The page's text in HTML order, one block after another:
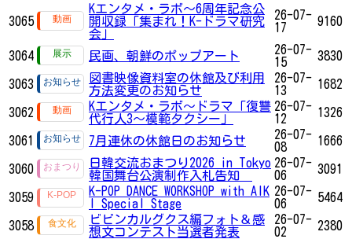
3065
Kエンタメ・ラボ～6周年記念公
開収録「集まれ！K-ドラマ研究
会」
26-07-
17
9160
3064 民画、朝鮮のポップアート
26-07-
15
3830
3063
図書映像資料室の休館及び利用
方法変更のお知らせ
26-07-
13
1682
3062
Kエンタメ・ラボ～ドラマ「復讐
代行人3～模範タクシー」
26-07-
12
1326
3061 7月連休の休館日のお知らせ
26-07-
08
1666
3060
日韓交流おまつり2026 in Tokyo
韓国舞台公演制作入札告知
26-07-
06
3091
3059
K-POP DANCE WORKSHOP with AIK
I Special Stage
26-07-
06
5464
3058
ビビンカルグクス編フォト＆感
想文コンテスト当選者発表
26-07-
02
2380